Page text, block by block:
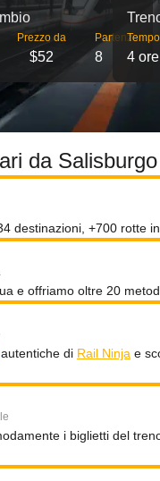
Prezzo da
$52
Partenze
8 4
da
destinazioni, +700 rotte
e offriamo oltre 20
autentiche di Rail Ninja e
i biglietti del